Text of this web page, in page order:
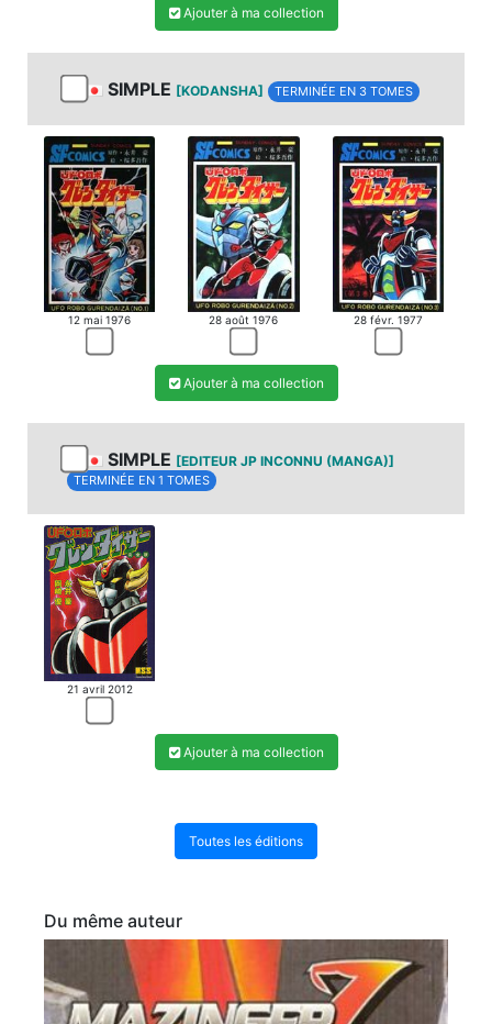
Ajouter à ma collection
SIMPLE [KODANSHA] TERMINÉE EN 3 TOMES
12 mai 1976 28 août 1976 28 févr. 1977
Ajouter à ma collection
SIMPLE [EDITEUR JP INCONNU (MANGA)]
TERMINÉE EN 1 TOMES
21 avril 2012
Ajouter à ma collection
Toutes les éditions
Du même auteur